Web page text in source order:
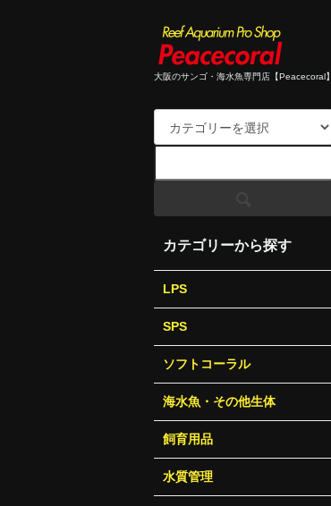
大阪のサンゴ・海水魚専門店【Peacecoral】
カテゴリーから探す
LPS
SPS
ソフトコーラル
海水魚・その他生体
飼育用品
水質管理